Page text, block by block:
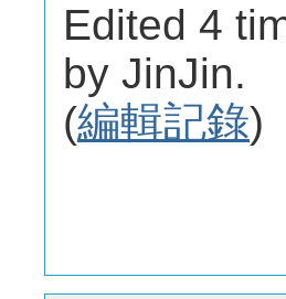
Edited 4
by JinJin.
(編輯記錄)